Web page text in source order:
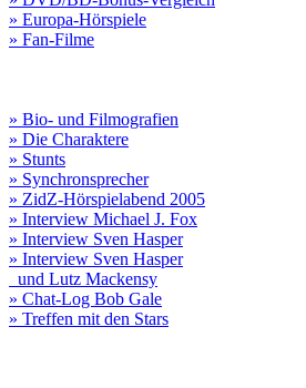
» Europa-Hörspiele
» Fan-Filme
» Bio- und Filmografien
» Die Charaktere
» Stunts
» Synchronsprecher
» ZidZ-Hörspielabend 2005
» Interview Michael J. Fox
» Interview Sven Hasper
» Interview Sven Hasper
und Lutz Mackensy
» Chat-Log Bob Gale
» Treffen mit den Stars